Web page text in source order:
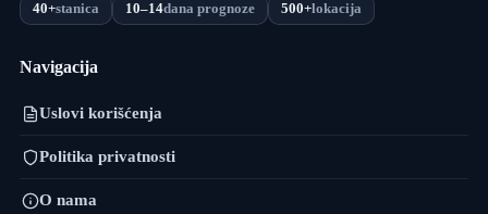
40+stanica 10–14dana prognoze 500+lokacija
Navigacija
Uslovi korišćenja
Politika privatnosti
O nama